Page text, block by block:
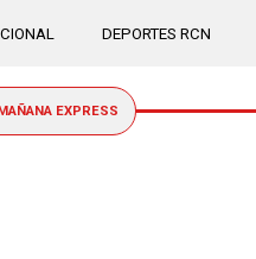
DEPORTES RCN
EXPRESS